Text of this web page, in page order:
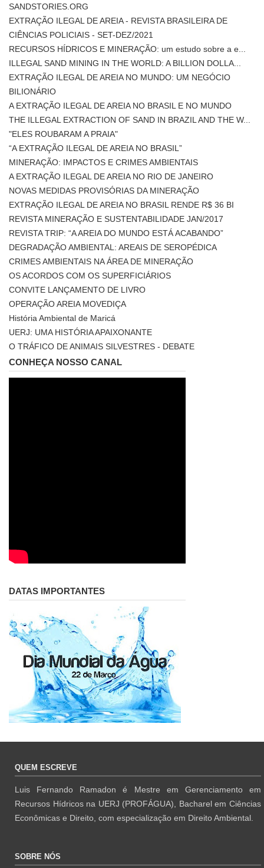
SANDSTORIES.ORG
EXTRAÇÃO ILEGAL DE AREIA - REVISTA BRASILEIRA DE
CIÊNCIAS POLICIAIS - SET-DEZ/2021
RECURSOS HÍDRICOS E MINERAÇÃO: um estudo sobre a e...
ILLEGAL SAND MINING IN THE WORLD: A BILLION DOLLA...
EXTRAÇÃO ILEGAL DE AREIA NO MUNDO: UM NEGÓCIO
BILIONÁRIO
A EXTRAÇÃO ILEGAL DE AREIA NO BRASIL E NO MUNDO
THE ILLEGAL EXTRACTION OF SAND IN BRAZIL AND THE W...
"ELES ROUBARAM A PRAIA"
“A EXTRAÇÃO ILEGAL DE AREIA NO BRASIL”
MINERAÇÃO: IMPACTOS E CRIMES AMBIENTAIS
A EXTRAÇÃO ILEGAL DE AREIA NO RIO DE JANEIRO
NOVAS MEDIDAS PROVISÓRIAS DA MINERAÇÃO
EXTRAÇÃO ILEGAL DE AREIA NO BRASIL RENDE R$ 36 BI
REVISTA MINERAÇÃO E SUSTENTABILIDADE JAN/2017
REVISTA TRIP: “A AREIA DO MUNDO ESTÁ ACABANDO”
DEGRADAÇÃO AMBIENTAL: AREAIS DE SEROPÉDICA
CRIMES AMBIENTAIS NA ÁREA DE MINERAÇÃO
OS ACORDOS COM OS SUPERFICIÁRIOS
CONVITE LANÇAMENTO DE LIVRO
OPERAÇÃO AREIA MOVEDIÇA
História Ambiental de Maricá
UERJ: UMA HISTÓRIA APAIXONANTE
O TRÁFICO DE ANIMAIS SILVESTRES - DEBATE
CONHEÇA NOSSO CANAL
DATAS IMPORTANTES
QUEM ESCREVE
Luis Fernando Ramadon é Mestre em Gerenciamento em
Recursos Hídricos na UERJ (PROFÁGUA), Bacharel em Ciências
Econômicas e Direito, com especialização em Direito Ambiental.
SOBRE NÓS